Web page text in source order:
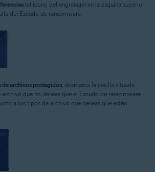
(el icono del engranaje) en la esquina superior
del Escudo de ransomware.
de archivos protegidos, desmarca la casilla situada
que no deseas que el Escudo de ransomware
a los tipos de archivo que deseas que estén